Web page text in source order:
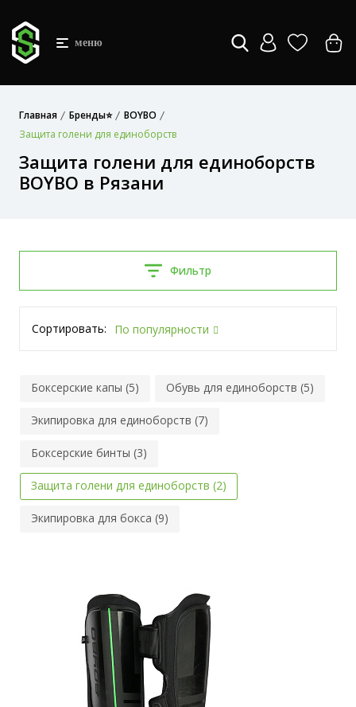
меню
Главная Бренды⭐
BOYBO
Защита голени для единоборств
Защита голени для единоборств
BOYBO в Рязани
Фильтр
Сортировать: По популярности
Боксерские капы (5) Обувь для единоборств (5)
Экипировка для единоборств (7)
Боксерские бинты (3)
Защита голени для единоборств (2)
Экипировка для бокса (9)